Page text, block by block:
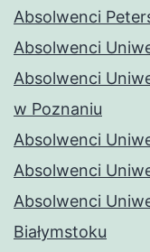
Absolwenci
Absolwenci
Absolwenci
w Poznaniu
Absolwenci
Absolwenci
Absolwenci
Białymstoku